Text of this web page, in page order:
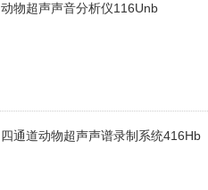
动物超声声音分析仪116Unb
四通道动物超声声谱录制系统416Hb